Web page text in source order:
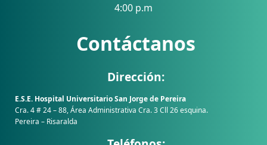
4:00 p.m
Contáctanos
Dirección:
E.S.E. Hospital Universitario San Jorge de Pereira
Cra. 4 # 24 – 88, Área Administrativa Cra. 3 Cll 26 esquina.
Pereira – Risaralda